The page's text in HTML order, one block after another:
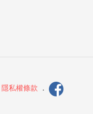
隱私權條款 ．